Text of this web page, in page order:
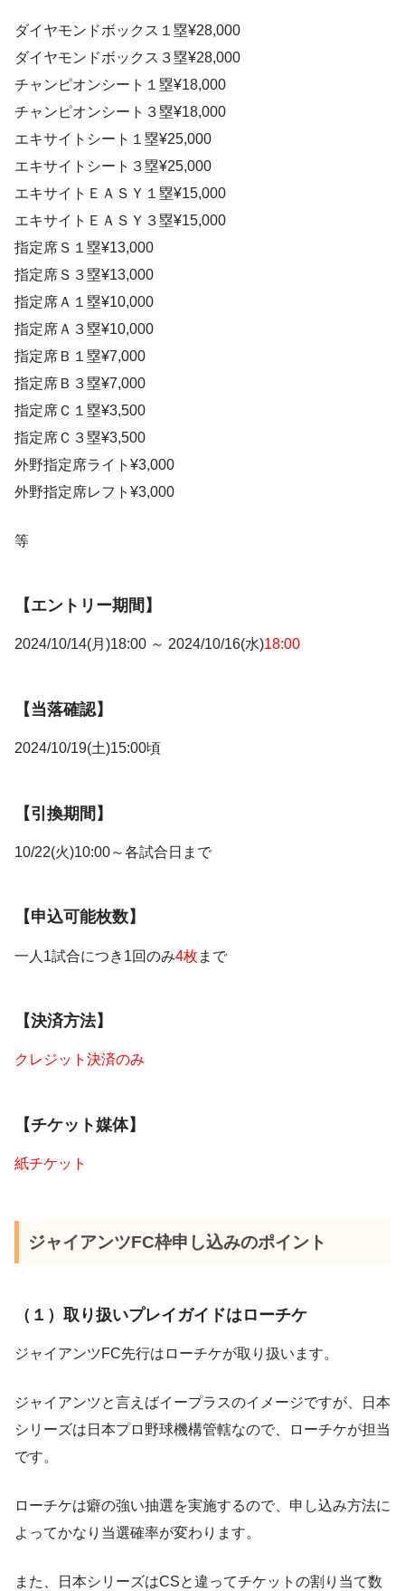
ダイヤモンドボックス１塁¥28,000
ダイヤモンドボックス３塁¥28,000
チャンピオンシート１塁¥18,000
チャンピオンシート３塁¥18,000
エキサイトシート１塁¥25,000
エキサイトシート３塁¥25,000
エキサイトＥＡＳＹ１塁¥15,000
エキサイトＥＡＳＹ３塁¥15,000
指定席Ｓ１塁¥13,000
指定席Ｓ３塁¥13,000
指定席Ａ１塁¥10,000
指定席Ａ３塁¥10,000
指定席Ｂ１塁¥7,000
指定席Ｂ３塁¥7,000
指定席Ｃ１塁¥3,500
指定席Ｃ３塁¥3,500
外野指定席ライト¥3,000
外野指定席レフト¥3,000
等
【エントリー期間】
2024/10/14(月)18:00 ～ 2024/10/16(水)18:00
【当落確認】
2024/10/19(土)15:00頃
【引換期間】
10/22(火)10:00～各試合日まで
【申込可能枚数】
一人1試合につき1回のみ4枚 まで
【決済方法】
クレジット決済のみ
【チケット媒体】
紙チケット
ジャイアンツFC枠申し込みのポイント
（１）取り扱いプレイガイドはローチケ
ジャイアンツFC先行はローチケが取り扱います。
ジャイアンツと言えばイープラスのイメージですが、日本
シリーズは日本プロ野球機構管轄なので、ローチケが担当
です。
ローチケは癖の強い抽選を実施するので、申し込み方法に
よってかなり当選確率が変わります。
また、日本シリーズはCSと違ってチケットの割り当て数